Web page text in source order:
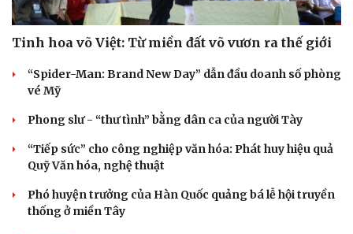
Cây thuốc
Sản phụ khoa
Nhi khoa
Làm đẹp - giảm cân
Phòng mạch online
Blog
Tình yêu - Gia đình
Tinh hoa võ Việt: Từ miền đất võ vươn ra thế giới
“Spider-Man: Brand New Day” dẫn đầu doanh số phòng
vé Mỹ
Phong slư - “thư tình” bằng dân ca của người Tày
“Tiếp sức” cho công nghiệp văn hóa: Phát huy hiệu quả
Quỹ Văn hóa, nghệ thuật
Phó huyện trưởng của Hàn Quốc quảng bá lễ hội truyền
thống ở miền Tây